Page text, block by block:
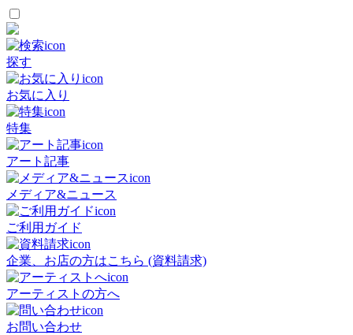
探す
お気に入り
特集
アート記事
メディア&ニュース
ご利用ガイド
企業、お店の方はこちら (資料請求)
アーティストの方へ
お問い合わせ